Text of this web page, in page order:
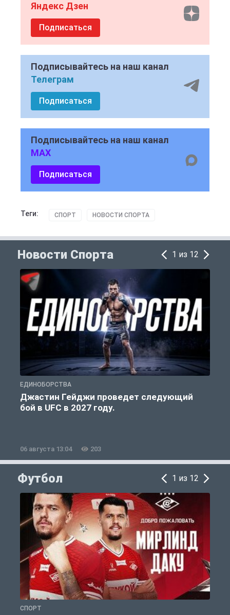
Яндекс Дзен
Подписаться
Подписывайтесь на наш канал
Телеграм
Подписаться
Подписывайтесь на наш канал
MAX
Подписаться
Теги: СПОРТ НОВОСТИ СПОРТА
Новости Спорта 1 из 12
ЕДИНОБОРСТВА
Джастин Гейджи проведет следующий
бой в UFC в 2027 году.
06 августа 13:04 203
Футбол 1 из 12
СПОРТ